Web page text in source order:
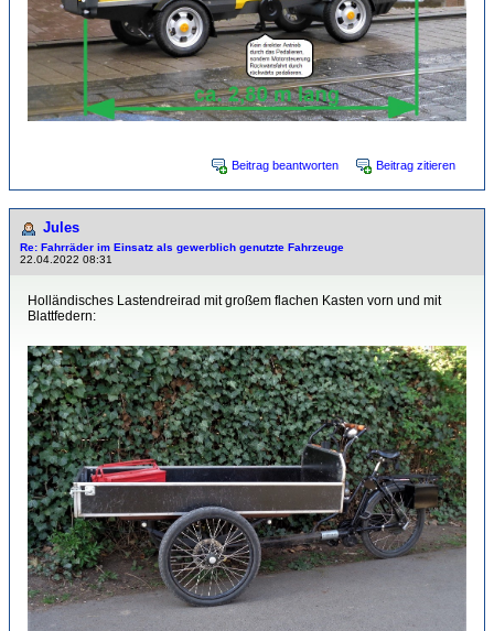
Beitrag beantworten Beitrag zitieren
Jules
Re: Fahrräder im Einsatz als gewerblich genutzte Fahrzeuge
22.04.2022 08:31
Holländisches Lastendreirad mit großem flachen Kasten vorn und mit
Blattfedern: